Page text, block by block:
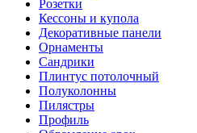
Розетки
Кессоны и купола
Декоративные панели
Орнаменты
Сандрики
Плинтус потолочный
Полуколонны
Пилястры
Профиль